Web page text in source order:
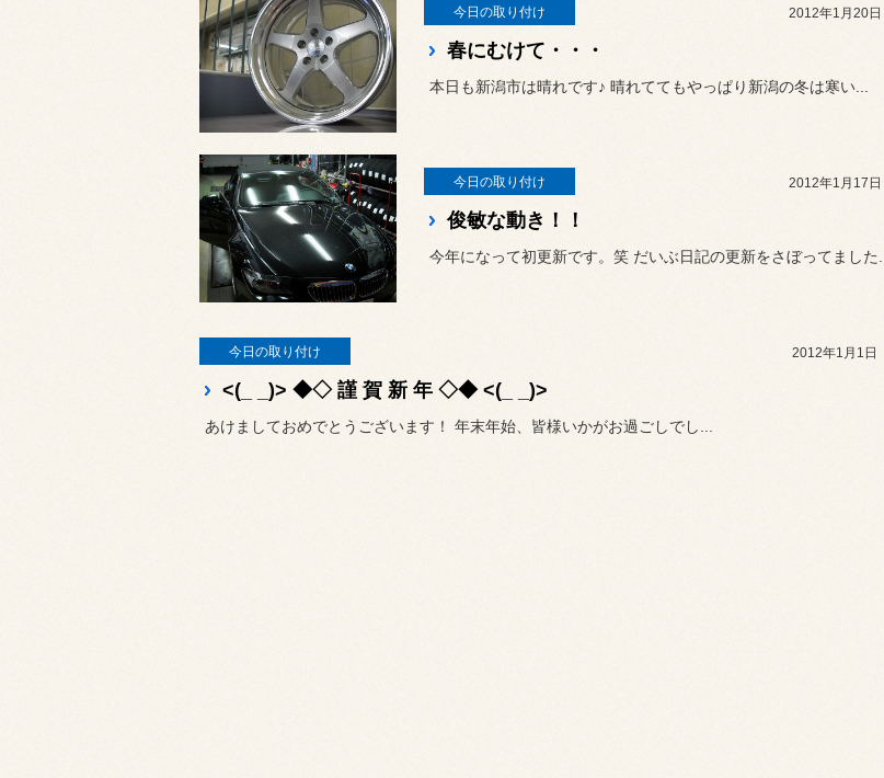
今日の取り付け 2012年1月20日
春にむけて・・・
本日も新潟市は晴れです♪ 晴れててもやっぱり新潟の冬は寒い...
今日の取り付け 2012年1月17日
俊敏な動き！！
今年になって初更新です。笑 だいぶ日記の更新をさぼってました...
今日の取り付け 2012年1月1日
<(_ _)> ◆◇ 謹 賀 新 年 ◇◆ <(_ _)>
あけましておめでとうございます！ 年末年始、皆様いかがお過ごしでし...